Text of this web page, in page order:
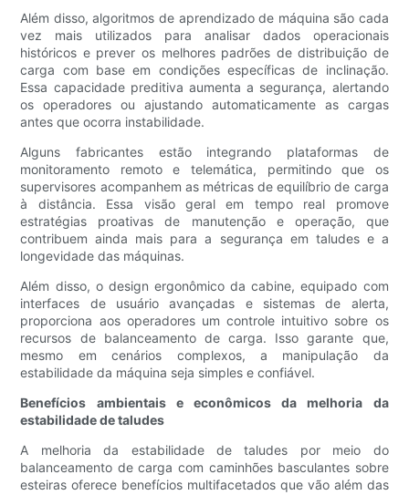
Além disso, algoritmos de aprendizado de máquina são cada
vez mais utilizados para analisar dados operacionais
históricos e prever os melhores padrões de distribuição de
carga com base em condições específicas de inclinação.
Essa capacidade preditiva aumenta a segurança, alertando
os operadores ou ajustando automaticamente as cargas
antes que ocorra instabilidade.
Alguns fabricantes estão integrando plataformas de
monitoramento remoto e telemática, permitindo que os
supervisores acompanhem as métricas de equilíbrio de carga
à distância. Essa visão geral em tempo real promove
estratégias proativas de manutenção e operação, que
contribuem ainda mais para a segurança em taludes e a
longevidade das máquinas.
Além disso, o design ergonômico da cabine, equipado com
interfaces de usuário avançadas e sistemas de alerta,
proporciona aos operadores um controle intuitivo sobre os
recursos de balanceamento de carga. Isso garante que,
mesmo em cenários complexos, a manipulação da
estabilidade da máquina seja simples e confiável.
Benefícios ambientais e econômicos da melhoria da
estabilidade de taludes
A melhoria da estabilidade de taludes por meio do
balanceamento de carga com caminhões basculantes sobre
esteiras oferece benefícios multifacetados que vão além das